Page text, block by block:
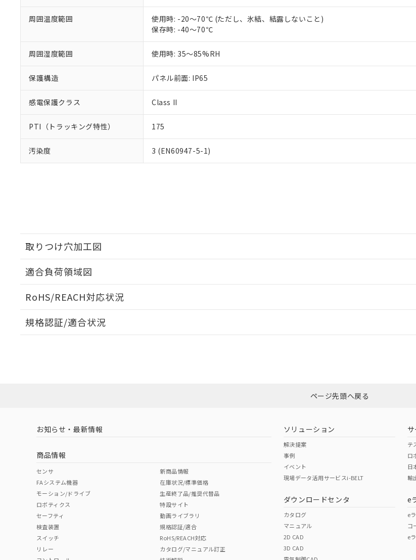
周囲温度範囲
使用時: -20～70℃ (ただし、氷結、結露しないこと)
保存時: -40～70℃
周囲湿度範囲 使用時: 35～85%RH
保護構造 パネル前面: IP65
感電保護クラス Class II
PTI（トラッキング特性） 175
汚染度 3 (EN60947-5-1)
取りつけ穴加工図
適合負荷領域図
RoHS/REACH対応状況
EU RoHS 注意事項・凡例
ダウンロードはこちら
中国 RoHS 注意事項・凡例
中国 RoHS表
Pb Hg Cr(VI)
規格認証/適合状況
（イギリス
（ノルウェー
（日本
（アメリカ
この製品の規
その他の認証はこちらのペ
既に当社にて対応品への在庫切替を完了していることから、特段のことが
り割愛しております。
ページ先頭へ戻る
お知らせ・最新情報
商品情報
センサ
FAシステム機器
モーション/ドライブ
ロボティクス
セーフティ
検査装置
スイッチ
リレー
新商品情報
在庫状況/標準価格
生産終了品/推奨代替品
特設サイト
動画ライブラリ
規格認証/適合
RoHS/REACH対応
カタログ/マニュアル訂正
ソリューション
解決提案
事例
イベント
現場データ活用サービスi-BELT
ダウンロードセンタ
カタログ
マニュアル
2D CAD
3D CAD
テ
ロ
日
輸
e
e
コ
e